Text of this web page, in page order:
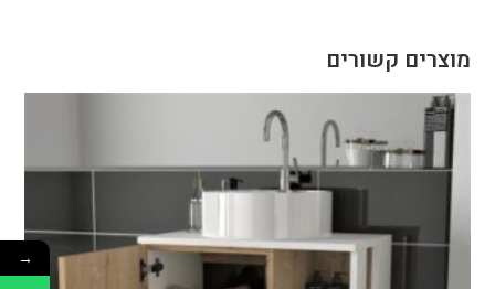
מוצרים קשורים
→